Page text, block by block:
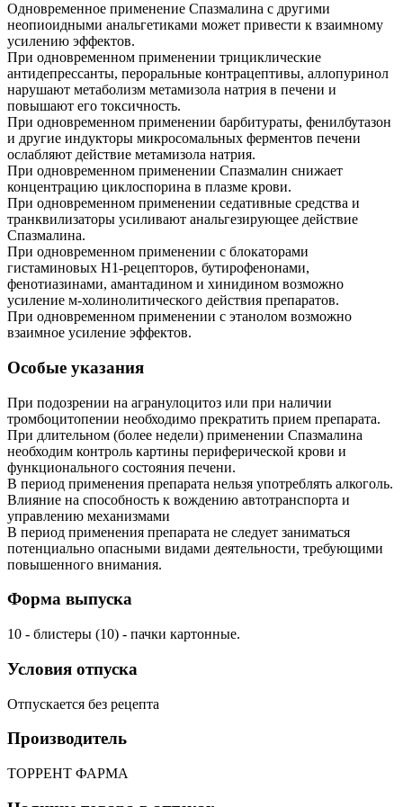
Одновременное применение Спазмалина с другими
неопиоидными анальгетиками может привести к взаимному
усилению эффектов.
При одновременном применении трициклические
антидепрессанты, пероральные контрацептивы, аллопуринол
нарушают метаболизм метамизола натрия в печени и
повышают его токсичность.
При одновременном применении барбитураты, фенилбутазон
и другие индукторы микросомальных ферментов печени
ослабляют действие метамизола натрия.
При одновременном применении Спазмалин снижает
концентрацию циклоспорина в плазме крови.
При одновременном применении седативные средства и
транквилизаторы усиливают анальгезирующее действие
Спазмалина.
При одновременном применении с блокаторами
гистаминовых Н1-рецепторов, бутирофенонами,
фенотиазинами, амантадином и хинидином возможно
усиление м-холинолитического действия препаратов.
При одновременном применении с этанолом возможно
взаимное усиление эффектов.
Особые указания
При подозрении на агранулоцитоз или при наличии
тромбоцитопении необходимо прекратить прием препарата.
При длительном (более недели) применении Спазмалина
необходим контроль картины периферической крови и
функционального состояния печени.
В период применения препарата нельзя употреблять алкоголь.
Влияние на способность к вождению автотранспорта и
управлению механизмами
В период применения препарата не следует заниматься
потенциально опасными видами деятельности, требующими
повышенного внимания.
Форма выпуска
10 - блистеры (10) - пачки картонные.
Условия отпуска
Отпускается без рецепта
Производитель
ТОРРЕНТ ФАРМА